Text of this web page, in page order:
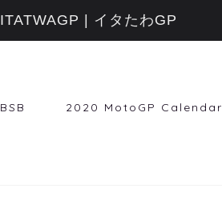
BSB 2020 MotoGP Calendar
ITATWAGP | イタたわGP